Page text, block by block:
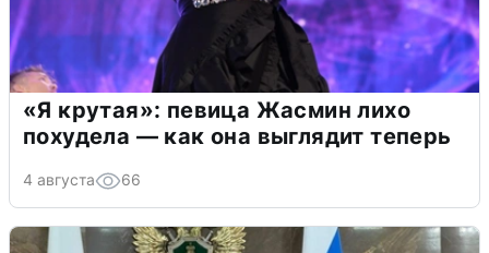
«Я крутая»: певица Жасмин лихо
похудела — как она выглядит теперь
4 августа 66